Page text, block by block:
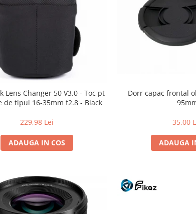
Lens Changer 50 V3.0 - Toc pt
de tipul 16-35mm f2.8 - Black
229,98 Lei
ADAUGA IN COS
Dorr capac frontal
35,00
ADAUGA